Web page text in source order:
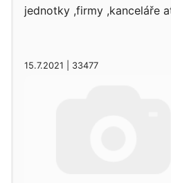
jednotky ,firmy ,kanceláře
15.7.2021 | 33477